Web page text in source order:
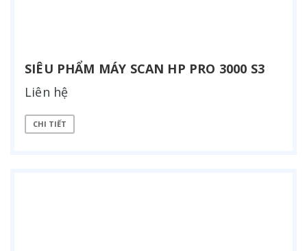
SIÊU PHẨM MÁY SCAN HP PRO 3000 S3
Liên hệ
CHI TIẾT